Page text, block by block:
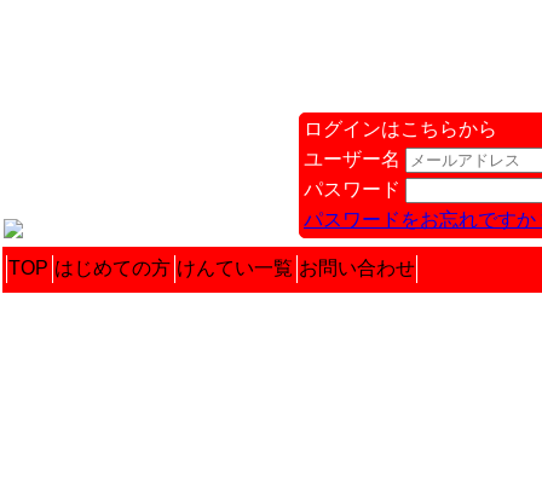
ログインはこちらから
ユーザー名
パスワード
パスワードをお忘れですか
TOP はじめての方 けんてい一覧 お問い合わせ